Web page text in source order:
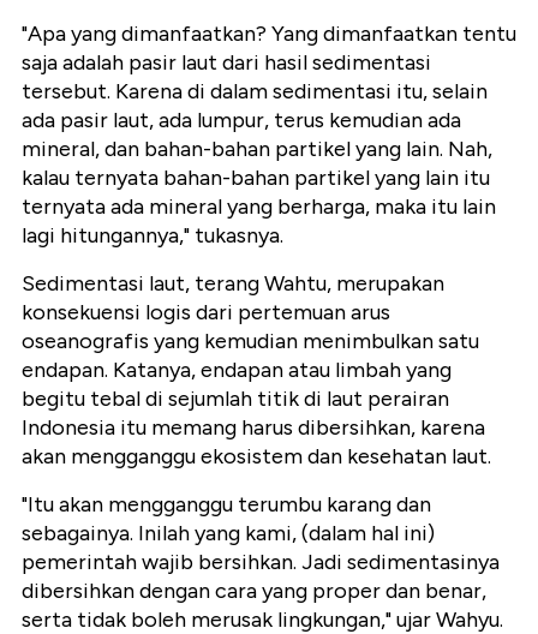
"Apa yang dimanfaatkan? Yang dimanfaatkan tentu
saja adalah pasir laut dari hasil sedimentasi
tersebut. Karena di dalam sedimentasi itu, selain
ada pasir laut, ada lumpur, terus kemudian ada
mineral, dan bahan-bahan partikel yang lain. Nah,
kalau ternyata bahan-bahan partikel yang lain itu
ternyata ada mineral yang berharga, maka itu lain
lagi hitungannya," tukasnya.
Sedimentasi laut, terang Wahtu, merupakan
konsekuensi logis dari pertemuan arus
oseanografis yang kemudian menimbulkan satu
endapan. Katanya, endapan atau limbah yang
begitu tebal di sejumlah titik di laut perairan
Indonesia itu memang harus dibersihkan, karena
akan mengganggu ekosistem dan kesehatan laut.
"Itu akan mengganggu terumbu karang dan
sebagainya. Inilah yang kami, (dalam hal ini)
pemerintah wajib bersihkan. Jadi sedimentasinya
dibersihkan dengan cara yang proper dan benar,
serta tidak boleh merusak lingkungan," ujar Wahyu.